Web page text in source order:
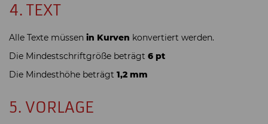
4. TEXT
Alle Texte müssen in Kurven konvertiert werden.
Die Mindestschriftgröße beträgt 6 pt
Die Mindesthöhe beträgt 1,2 mm
5. VORLAGE